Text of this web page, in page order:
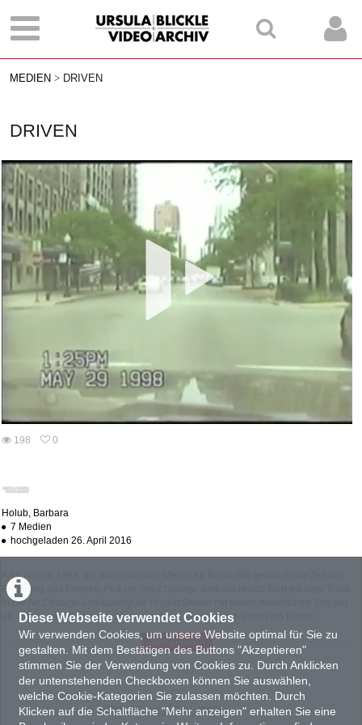
Diese Webseite verwendet Cookies
Wir verwenden Cookies, um unsere Website optimal für Sie zu
gestalten. Mit dem Bestätigen des Buttons "Akzeptieren"
stimmen Sie der Verwendung von Cookies zu. Durch Anklicken
der untenstehenden Checkboxen können Sie auswählen,
welche Cookie-Kategorien Sie zulassen möchten. Durch
Klicken auf die Schaltfläche "Mehr anzeigen" erhalten Sie eine
MEDIEN DRIVEN
DRIVEN
198
0
Holub, Barbara
7 Medien
hochgeladen 26. April 2016
Art Chicago 1998, die internationale Messe für Kunst fällt genau in die Zeit der
Eröffnung des Projekts
in die Art Chicago und kündigt ihr Projekt
an. Vor Kunstpublikum entkleidet sich der Mann; durch einen am Boden
stehenden Kassettenrecorder hören wir die Stimme Holubs: "All diese Kunst,
die Sie umgibt, die Sie aber nicht persönlich meint...Vielleicht wollten Sie immer
schon etwas mehr. Vom Leben. Von sich selbst... Niemand kann Ihre Gedanken
lesen. Sie müssen sich nicht unwohl fühlen..."
(Quelle: MKA)
TAGS: Gesellschaft Performance KATEGORIEN: FILM UND VIDEO
ABOUT LEGAL INFO